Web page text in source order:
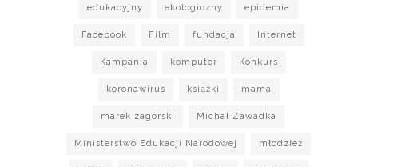
edukacyjny ekologiczny epidemia
Facebook Film fundacja Internet
Kampania komputer Konkurs
koronawirus książki mama
marek zagórski Michał Zawadka
Ministerstwo Edukacji Narodowej młodzież